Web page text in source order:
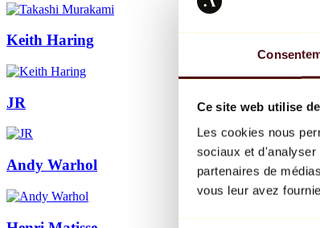
Ce site web utilise
Les cookies nous
sociaux et
partenaires de
vous leur avez
Keith Haring
JR
Andy Warhol